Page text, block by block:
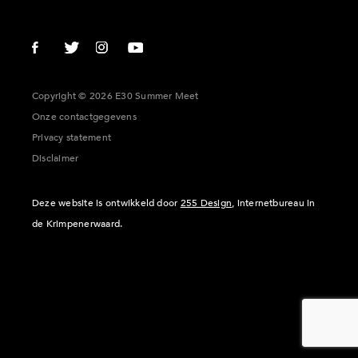
Copyright © 2026 E30 Summer Meet
Onze contactgegevens
Privacy statement
Disclaimer
Deze website is ontwikkeld door 255 Design, internetbureau in
de Krimpenerwaard.